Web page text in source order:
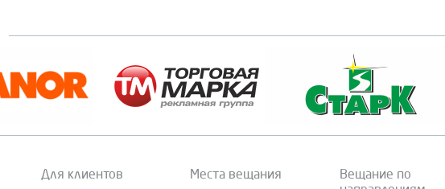
Для клиентов Места вещания
Вещание по